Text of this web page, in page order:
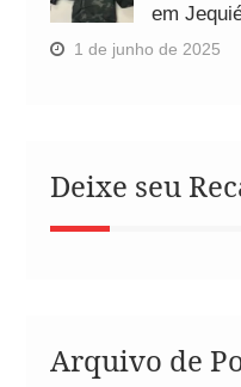
em
1 de junho de 2025
Deixe seu
Arquivo de